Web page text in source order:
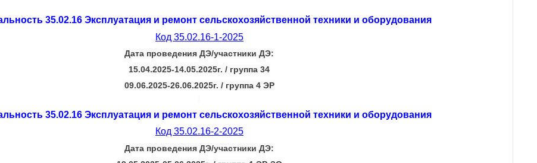
35.02.16 Эксплуатация и ремонт сельскохозяйственной техники и оборудования
Код 35.02.16-1-2025
Дата проведения ДЭ/участники ДЭ:
15.04.2025-14.05.2025г. / группа 34
09.06.2025-26.06.2025г. / группа 4 ЭР
35.02.16 Эксплуатация и ремонт сельскохозяйственной техники и оборудования
Код 35.02.16-2-2025
Дата проведения ДЭ/участники ДЭ: